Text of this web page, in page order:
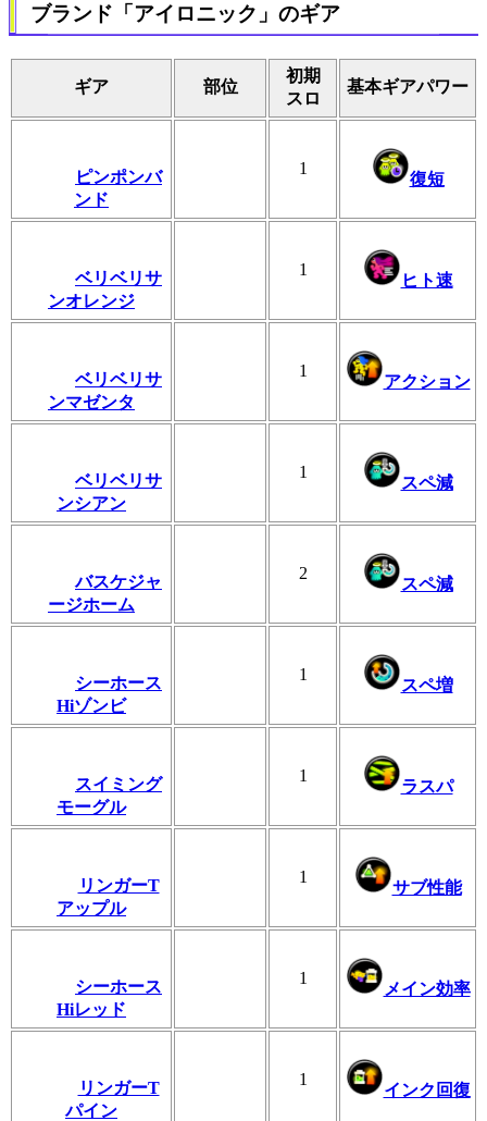
ブランド「アイロニック」のギア
ギア 部位
初期
スロ
基本ギアパワー
ピンポンバ
ンド
1
復短
ベリベリサ
ンオレンジ
1
ヒト速
ベリベリサ
ンマゼンタ
1
アクション
ベリベリサ
ンシアン
1
スペ減
バスケジャ
ージホーム
2
スペ減
シーホース
Hiゾンビ
1
スペ増
スイミング
モーグル
1
ラスパ
リンガーT
アップル
1
サブ性能
シーホース
Hiレッド
1
メイン効率
リンガーT
パイン
1
インク回復